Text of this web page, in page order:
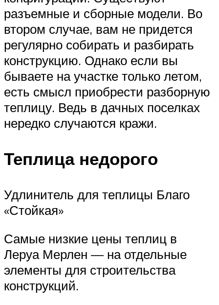
разъемные и сборные модели. Во
втором случае, вам не придется
регулярно собирать и разбирать
конструкцию. Однако если вы
бываете на участке только летом,
есть смысл приобрести разборную
теплицу. Ведь в дачных поселках
нередко случаются кражи.
Теплица недорого
Удлинитель для теплицы Благо
«Стойкая»
Самые низкие цены теплиц в
Леруа Мерлен — на отдельные
элементы для строительства
конструкций.